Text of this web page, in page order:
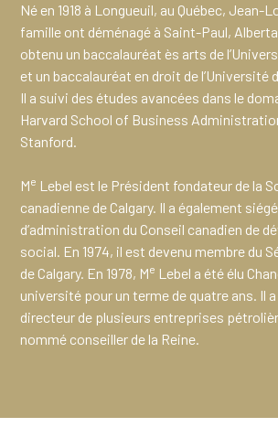
Né en 1918 à Longueuil, au Québec, Jean-
famille ont déménagé à Saint-Paul, Alberta,
obtenu un baccalauréat ès arts de
et un baccalauréat en droit de l’Université
Il a suivi des études avancées dans le
Harvard School of Business
Stanford.
Me Lebel est le Président fondateur de la
canadienne de Calgary. Il a également
d’administration du Conseil canadien de
social. En 1974, il est devenu membre du
de Calgary. En 1978, Me Lebel a été élu
université pour un terme de quatre ans. Il
directeur de plusieurs entreprises
nommé conseiller de la Reine.